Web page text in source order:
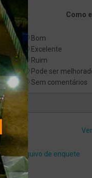
Como
Bom
Excelente
Ruim
Pode ser
Sem comentários
Arquivo de enquete